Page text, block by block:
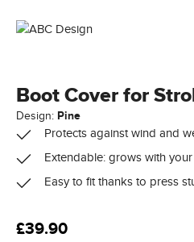
Boot Cover for
Design: Pine
Protects against wind and
Extendable: grows with
Easy to fit thanks to press
Regular price:
£39.90